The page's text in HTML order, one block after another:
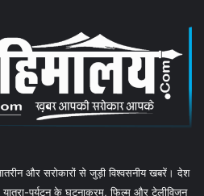
और सरोकारों से जुड़ी विश्वसनीय खबरें। देश
पर्यटन के घटनाक्रम, फिल्म और टेलीविजन